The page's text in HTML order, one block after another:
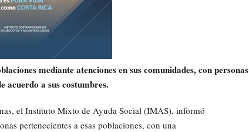
mediante atenciones en sus comunidades, con personas
acuerdo a sus costumbres.
el Instituto Mixto de Ayuda Social (IMAS), informó
pertenecientes a esas poblaciones, con una